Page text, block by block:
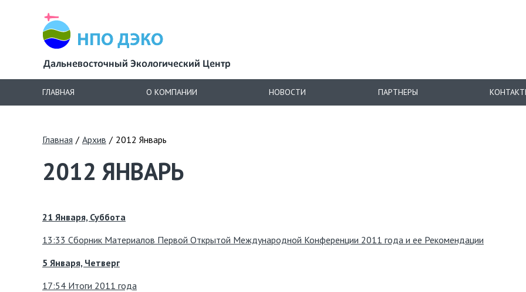
ГЛАВНАЯ О КОМПАНИИ НОВОСТИ ПАРТНЕРЫ
Главная / Архив / 2012 Январь
2012 ЯНВАРЬ
21 Января, Суббота
13:33 Сборник Материалов Первой Открытой Международной Конференции 2011 года и ее Рекомендации
5 Января, Четверг
17:54 Итоги 2011 года